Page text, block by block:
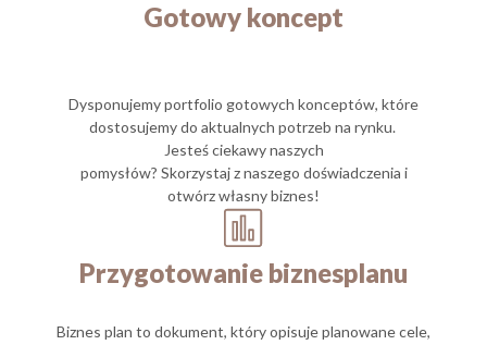
Gotowy koncept
Dysponujemy portfolio gotowych konceptów, które
dostosujemy do aktualnych potrzeb na rynku.
Jesteś ciekawy naszych
pomysłów? Skorzystaj z naszego doświadczenia i
otwórz własny biznes!
Przygotowanie biznesplanu
Biznes plan to dokument, który opisuje planowane cele,